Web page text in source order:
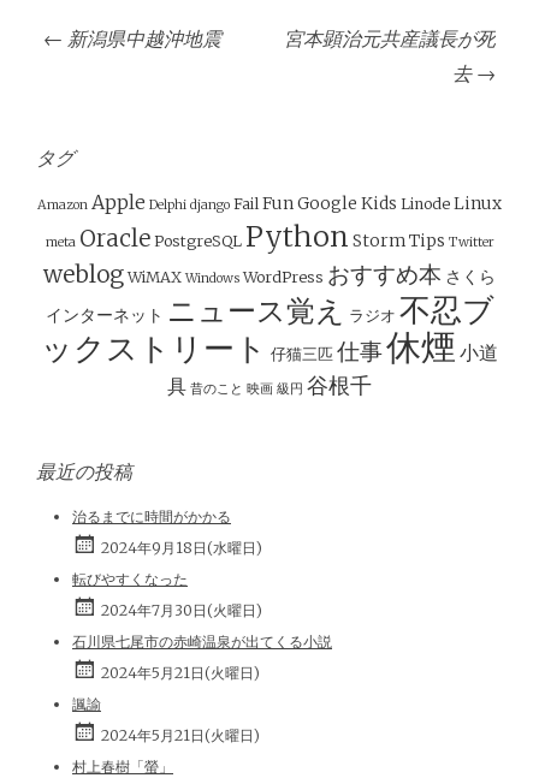
投
稿
ビ
ゲ
ー
シ
ョ
ン
← 新潟県中越沖地震
宮本顕治元共産議長が死
去 →
タグ
Amazon Apple Delphi django Fail FunGoogle Kids Linode Linux
meta Oracle PostgreSQL Python StormTips Twitter
weblog WiMAX Windows WordPress おすすめ本 さくら
インターネット ニュース覚え ラジオ 不忍ブ
ックストリート
仔猫三匹 仕事休煙 小道
具 昔のこと 映画 級円 谷根千
最近の投稿
治るまでに時間がかかる
2024年9月18日(水曜日)
転びやすくなった
2024年7月30日(火曜日)
石川県七尾市の赤崎温泉が出てくる小説
2024年5月21日(火曜日)
諷諭
2024年5月21日(火曜日)
村上春樹「螢」